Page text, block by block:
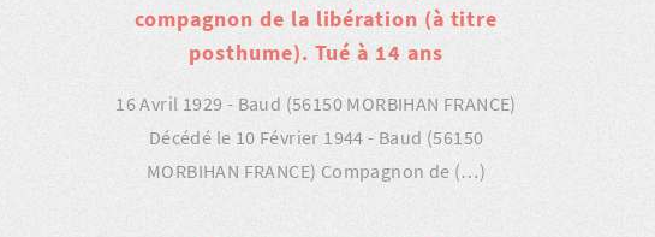
compagnon de la libération (à titre
posthume). Tué à 14 ans
16 Avril 1929 - Baud (56150 MORBIHAN FRANCE)
Décédé le 10 Février 1944 - Baud (56150
MORBIHAN FRANCE) Compagnon de (…)